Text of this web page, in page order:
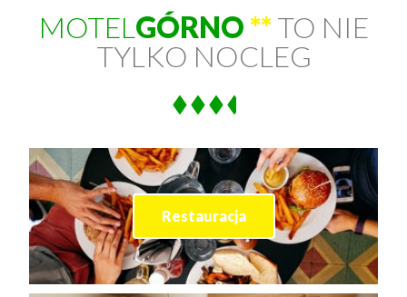
MOTELGÓRNO**TO NIE
TYLKO NOCLEG
Restauracja